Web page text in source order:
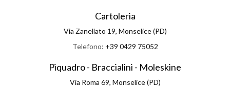
Cartoleria
Via Zanellato 19, Monselice (PD)
Telefono: +39 0429 75052
Piquadro - Braccialini - Moleskine
Via Roma 69, Monselice (PD)